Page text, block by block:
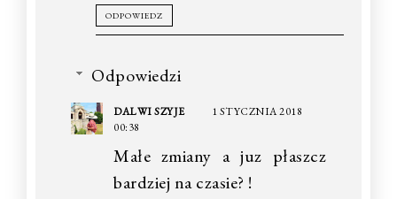
ODPOWIEDZ
Odpowiedzi
DALWI SZYJE
1 STYCZNIA 2018
00:38
Małe zmiany a juz płaszcz
bardziej na czasie? !